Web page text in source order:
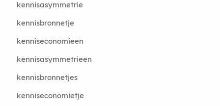
kennisasymmetrie
kennisbronnetje
kenniseconomieen
kennisasymmetrieen
kennisbronnetjes
kenniseconomietje